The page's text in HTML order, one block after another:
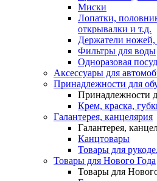
Миски
Лопатки,
открывалки и т.д.
Держатели ножей,
Фильтры для воды
Одноразовая
Аксессуары для
Принадлежности для
Принадлежности
Крем, краска,
Галантерея, канцелярия
Галантерея,
Канцтовары
Товары для
Товары для Нового Года
Товары для